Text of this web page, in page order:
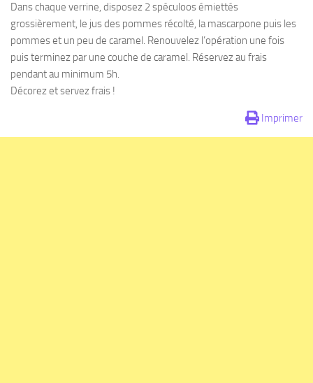
Dans chaque verrine, disposez 2 spéculoos émiettés
grossièrement, le jus des pommes récolté, la mascarpone puis les
pommes et un peu de caramel. Renouvelez l’opération une fois
puis terminez par une couche de caramel. Réservez au frais
pendant au minimum 5h.
Décorez et servez frais !
Imprimer